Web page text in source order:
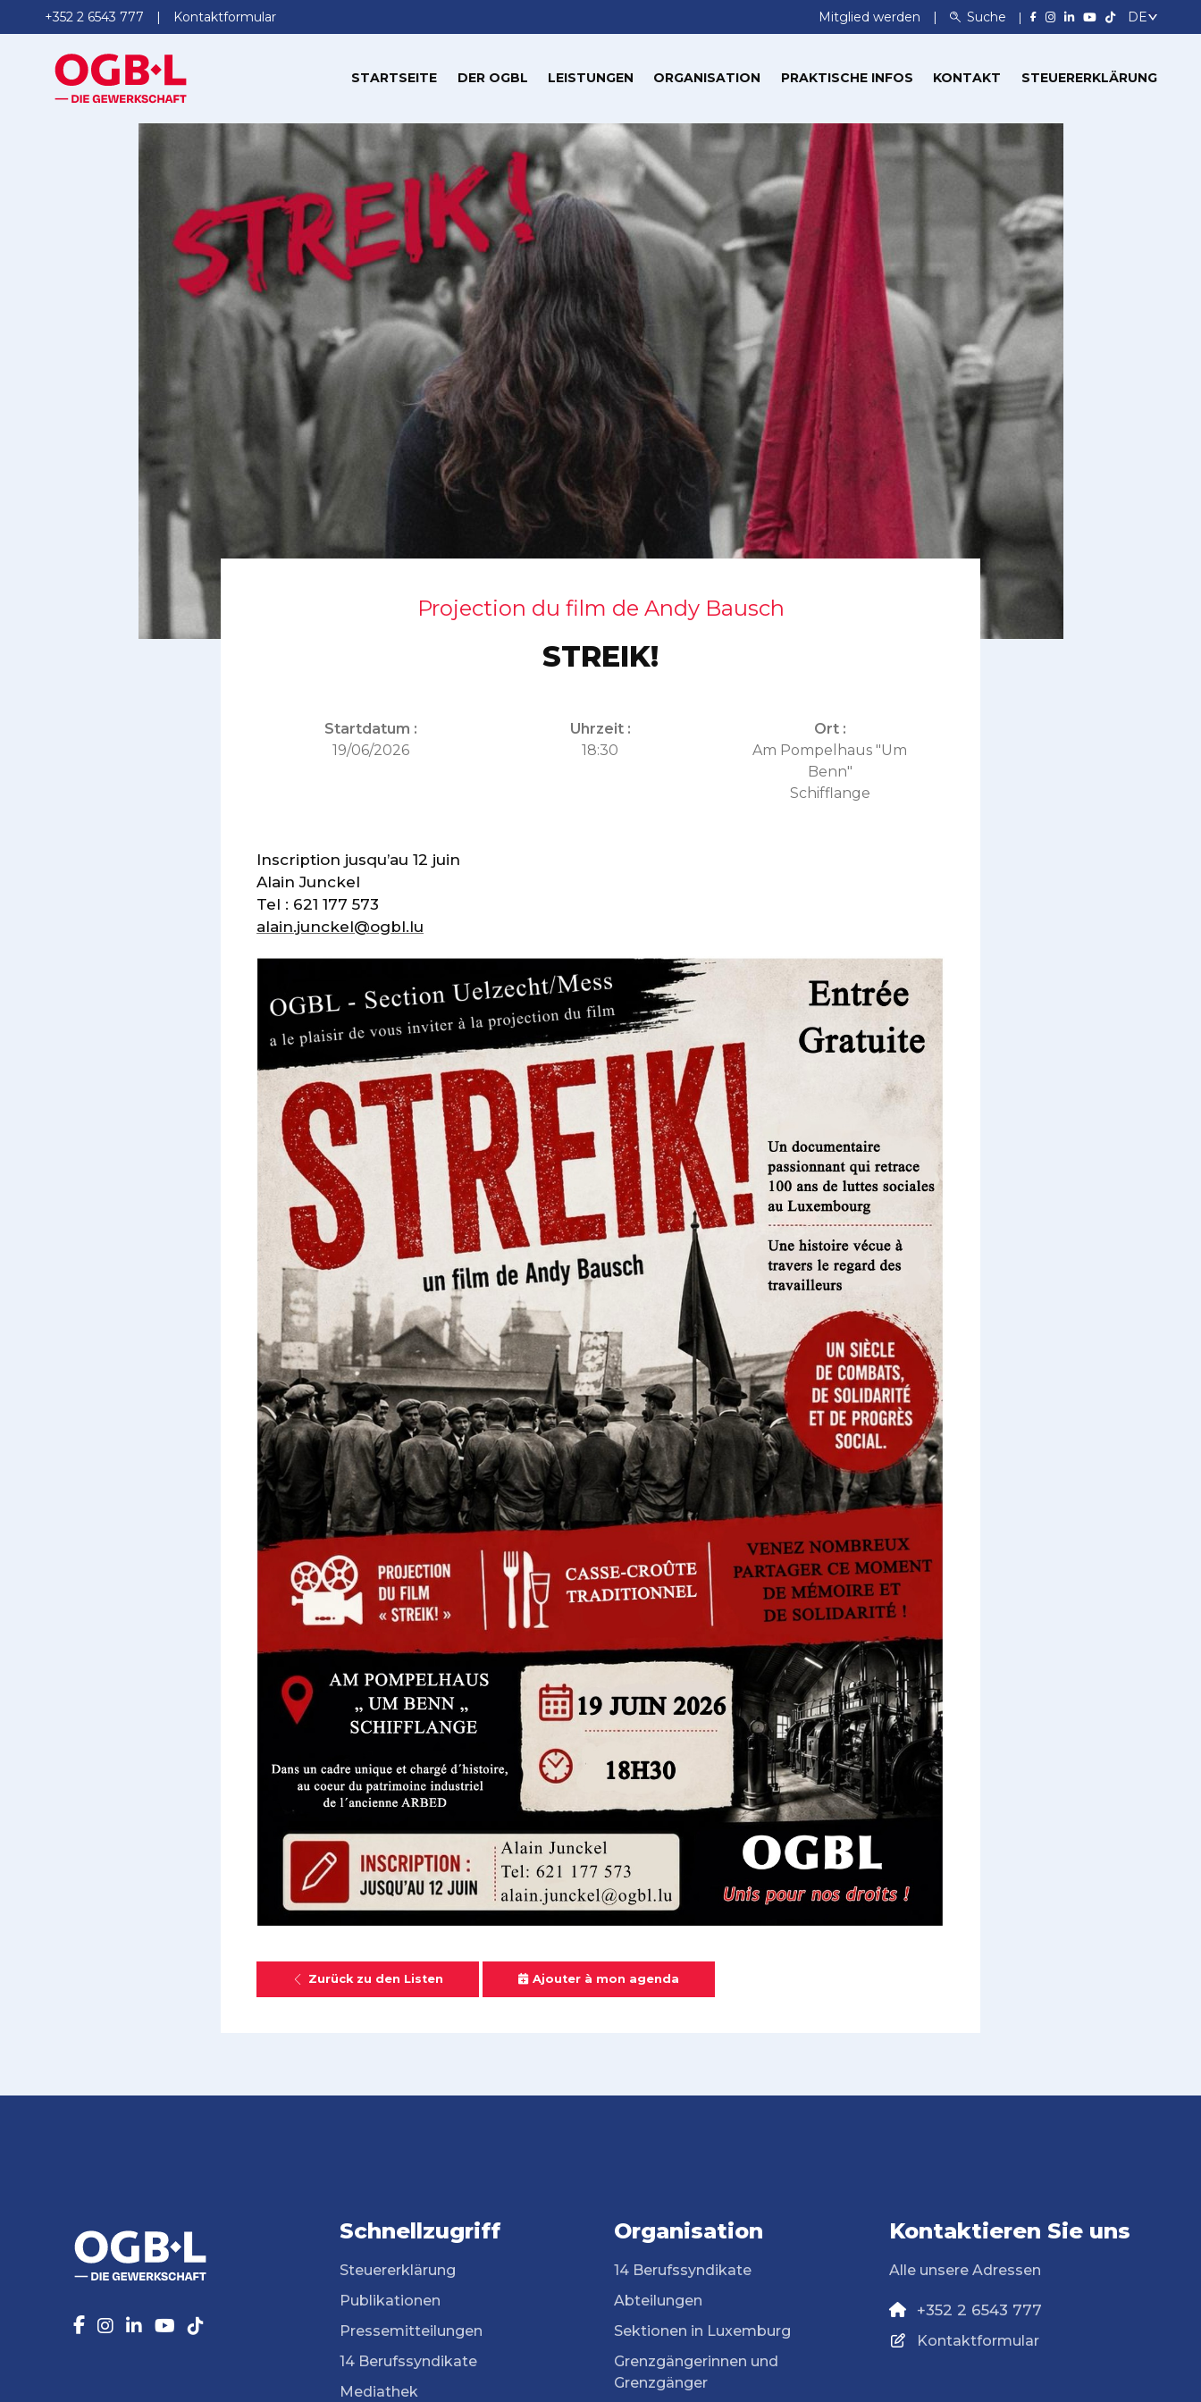
+352 2 6543 777 Kontaktformular Mitglied werden Suche
STARTSEITE DER OGBL LEISTUNGEN ORGANISATION PRAKTISCHE INFOS KONTAKT STEUERERKLÄRUNG
Projection du film de Andy Bausch
STREIK!
Startdatum :
19/06/2026
Uhrzeit :
18:30
Ort :
Am Pompelhaus "Um
Benn"
Schifflange
Inscription jusqu’au 12 juin
Alain Junckel
Tel : 621 177 573
alain.junckel@ogbl.lu
Zurück zu den Listen Ajouter à mon agenda
Schnellzugriff
Steuererklärung
Publikationen
Pressemitteilungen
14 Berufssyndikate
Mediathek
Organisation
14 Berufssyndikate
Abteilungen
Sektionen in Luxemburg
Grenzgängerinnen und
Grenzgänger
Kontaktieren Sie uns
Alle unsere Adressen
+352 2 6543 777
Kontaktformular